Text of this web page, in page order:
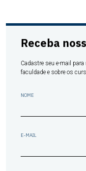
Receba
Cadastre seu e-mail
faculdade e sobre os
NOME
E-MAIL